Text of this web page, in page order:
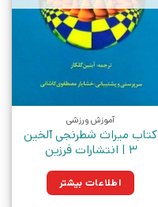
آموزش ورزشی
کتاب میراث شطرنجی آلخین
3 | انتشارات فرزین
اطلاعات بیشتر